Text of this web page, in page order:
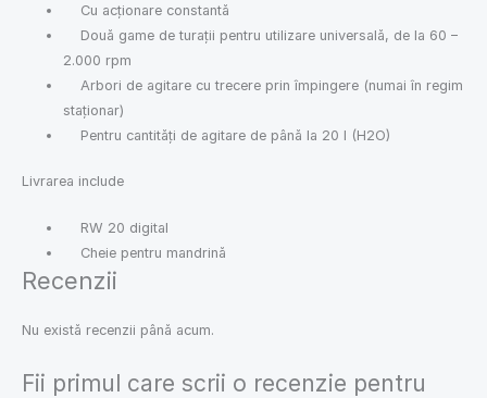
Cu acționare constantă
Două game de turații pentru utilizare universală, de la 60 –
2.000 rpm
Arbori de agitare cu trecere prin împingere (numai în regim
staționar)
Pentru cantități de agitare de până la 20 l (H2O)
Livrarea include
RW 20 digital
Cheie pentru mandrină
Recenzii
Nu există recenzii până acum.
Fii primul care scrii o recenzie pentru